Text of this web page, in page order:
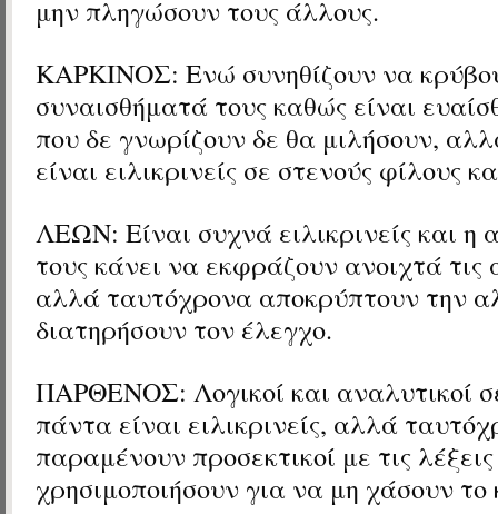
μην πληγώσουν τους άλλους.
ΚΑΡΚΙΝΟΣ: Ενώ συνηθίζουν να
συναισθήματά τους καθώς είναι
που δε γνωρίζουν δε θα μιλήσουν,
είναι ειλικρινείς σε στενούς φίλους
ΛΕΩΝ: Είναι συχνά ειλικρινείς και η
τους κάνει να εκφράζουν ανοιχτά τις
αλλά ταυτόχρονα αποκρύπτουν την
διατηρήσουν τον έλεγχο.
ΠΑΡΘΕΝΟΣ: Λογικοί και αναλυτικοί
πάντα είναι ειλικρινείς, αλλά
παραμένουν προσεκτικοί με τις
χρησιμοποιήσουν για να μη χάσουν το